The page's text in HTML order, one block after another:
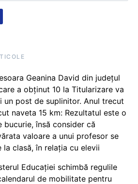
Geanina David din județul
a obținut 10 la Titularizare va
un post de suplinitor. Anul trecut
naveta 15 km: Rezultatul este o
bucurie, însă consider că
valoare a unui profesor se
la clasă, în relația cu elevii
Educației schimbă regulile
de mobilitate pentru